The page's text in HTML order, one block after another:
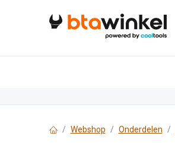
Webshop Onderdelen